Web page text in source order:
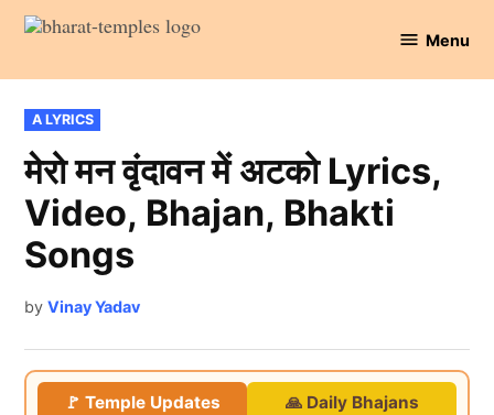
Skip
content
Temples
Menu
POSTED
IN
A LYRICS
मेरो मन वृंदावन में अटको Lyrics,
Video, Bhajan, Bhakti
Songs
by Vinay Yadav
🚩 Temple Updates 🙏 Daily Bhajans